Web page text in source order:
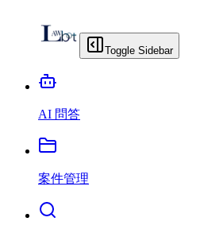
Toggle Sidebar
AI 問答
案件管理